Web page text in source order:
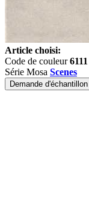
Article choisi:
Code de couleur6111
Série Mosa Scenes
Demande d'échantillon